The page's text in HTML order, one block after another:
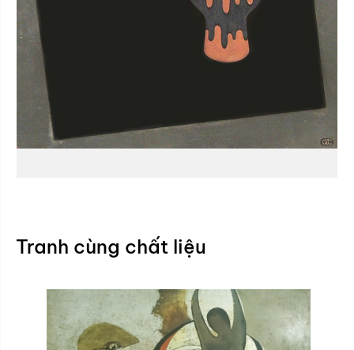
Tranh cùng chất liệu